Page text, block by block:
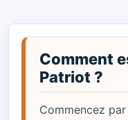
Comment
Patriot ?
Commencez